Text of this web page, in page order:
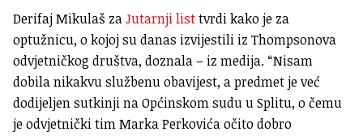
Derifaj Mikulaš zaJutarnji listtvrdi kako je za
optužnicu, o kojoj su danas izvijestili iz Thompsonova
odvjetničkog društva, doznala – iz medija. “Nisam
dobila nikakvu službenu obavijest, a predmet je već
dodijeljen sutkinji na Općinskom sudu u Splitu, o čemu
je odvjetnički tim Marka Perkovića očito dobro